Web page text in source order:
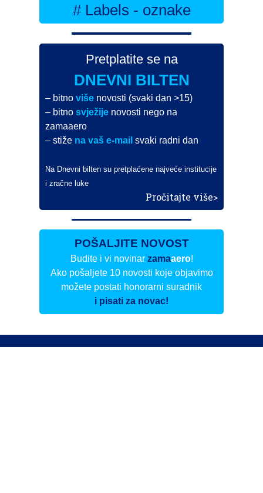
# Labels - oznake
Pretplatite se na
DNEVNI BILTEN
– bitnoviše novosti (svaki dan >15)
– bitnosvježije novosti nego na
zamaaero
– stiže na vaš e-mail svaki radni dan
Na Dnevni bilten su pretplaćene najveće institucije
i zračne luke
Pročitajte više>
POŠALJITE NOVOST
Budite i vi novinar zamaaero!
Ako pošaljete 10 novosti koje objavimo
možete postati honorarni suradnik
i pisati za novac!